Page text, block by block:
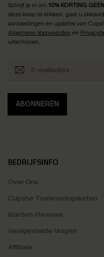
Schrijf je in om 10% KORTING
deze knop te klikken, gaat u
aanbiedingen en updates van
Algemene Voorwaarden en
uitschrijven.
ABONNEREN
BEDRIJFSINFO
Over Ons
Cupshe Toeleveringsketen
Klanten-Reviews
Veelgestelde Vragen
Affiliate